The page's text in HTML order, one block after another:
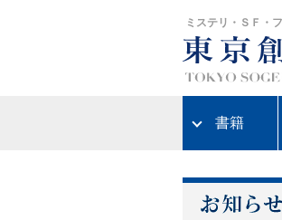
ミステリ・ＳＦ・
書籍